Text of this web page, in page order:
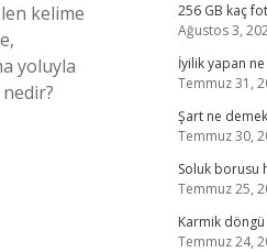
kelime
yoluyla
256 GB kaç
Ağustos 3,
İyilik yapan
Temmuz 31,
Şart ne
Temmuz 30,
Soluk borusu
Temmuz 25,
Karmik
Temmuz 24,